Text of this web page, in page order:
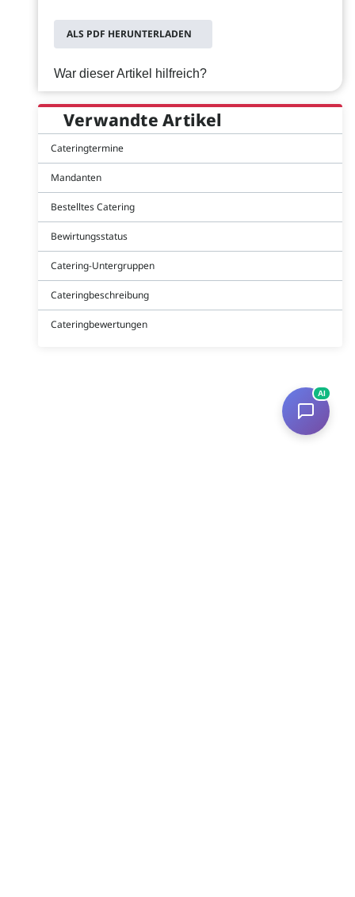
ALS PDF HERUNTERLADEN
War dieser Artikel hilfreich?
Verwandte Artikel
Cateringtermine
Mandanten
Bestelltes Catering
Bewirtungsstatus
Catering-Untergruppen
Cateringbeschreibung
Cateringbewertungen
AI